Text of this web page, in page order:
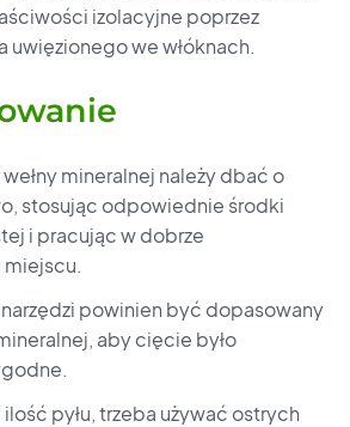
izolacyjne poprzez
we włóknach.
mineralnej należy dbać o
stosując odpowiednie środki
i pracując w dobrze
powinien być dopasowany
aby cięcie było
pyłu, trzeba używać ostrych